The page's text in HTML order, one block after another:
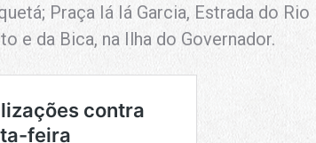
Praça Iá Iá Garcia, Estrada do Rio
e da Bica, na Ilha do Governador.